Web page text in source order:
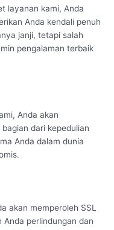
layanan kami, Anda
Anda kendali penuh
janji, tetapi salah
pengalaman terbaik
Anda akan
dari kepedulian
Anda dalam dunia
akan memperoleh SSL
perlindungan dan